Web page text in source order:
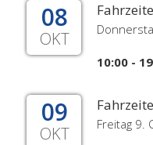
08
OKT
10:00 -
09
OKT Freitag 9.